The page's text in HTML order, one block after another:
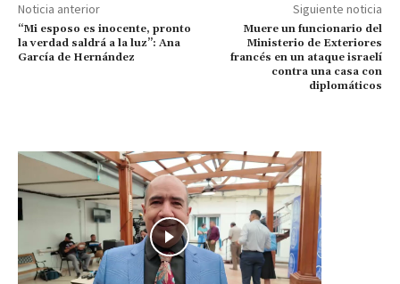
Noticia anterior
“Mi esposo es inocente, pronto
la verdad saldrá a la luz”: Ana
García de Hernández
Siguiente noticia
Muere un funcionario del
Ministerio de Exteriores
francés en un ataque israelí
contra una casa con
diplomáticos